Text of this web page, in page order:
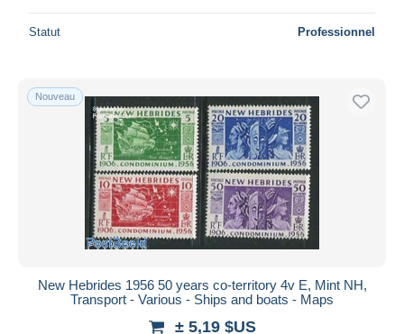
Statut Professionnel
Nouveau
New Hebrides 1956 50 years co-territory 4v E, Mint NH,
Transport - Various - Ships and boats - Maps
± 5,19 $US